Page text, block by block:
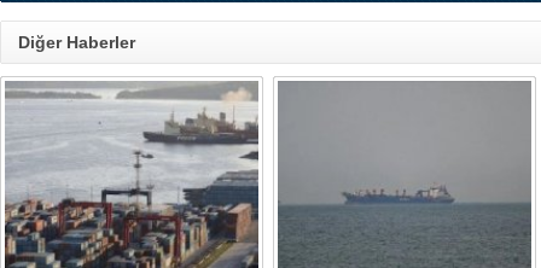
Diğer Haberler